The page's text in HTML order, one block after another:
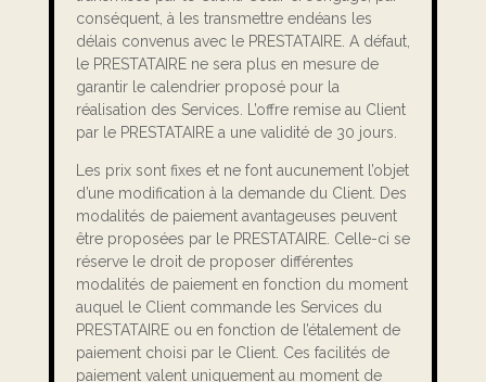
conséquent, à les transmettre endéans les
délais convenus avec le PRESTATAIRE. A défaut,
le PRESTATAIRE ne sera plus en mesure de
garantir le calendrier proposé pour la
réalisation des Services. L’offre remise au Client
par le PRESTATAIRE a une validité de 30 jours.
Les prix sont fixes et ne font aucunement l’objet
d’une modification à la demande du Client. Des
modalités de paiement avantageuses peuvent
être proposées par le PRESTATAIRE. Celle-ci se
réserve le droit de proposer différentes
modalités de paiement en fonction du moment
auquel le Client commande les Services du
PRESTATAIRE ou en fonction de l’étalement de
paiement choisi par le Client. Ces facilités de
paiement valent uniquement au moment de